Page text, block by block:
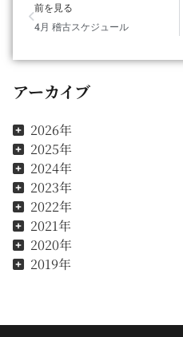
前を見る
4月 稽古スケジュール
アーカイブ
2026年
2025年
2024年
2023年
2022年
2021年
2020年
2019年